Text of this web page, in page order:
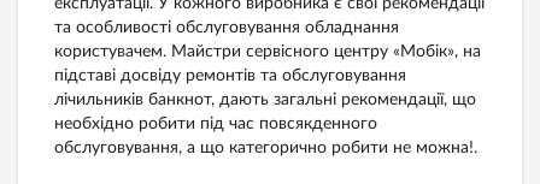
експлуатації. У кожного виробника є свої рекомендації
та особливості обслуговування обладнання
користувачем. Майстри сервісного центру «Мобік», на
підставі досвіду ремонтів та обслуговування
лічильників банкнот, дають загальні рекомендації, що
необхідно робити під час повсякденного
обслуговування, а що категорично робити не можна!.